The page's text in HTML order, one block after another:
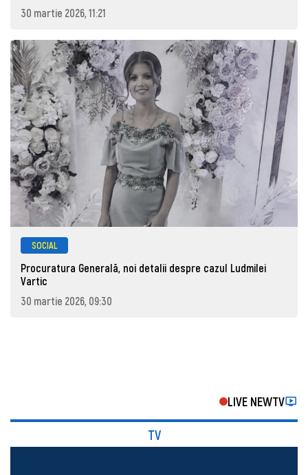
30 martie 2026, 11:21
SOCIAL
Procuratura Generală, noi detalii despre cazul Ludmilei
Vartic
30 martie 2026, 09:30
LIVE NEWTV
TV